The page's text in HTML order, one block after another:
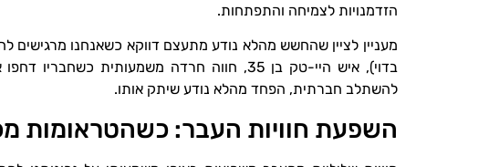
הזדמנויות לצמיחה והתפתחות.
מעניין לציין שהחשש מהלא נודע מתעצם דווקא כשאנחנו
בדוי), איש היי-טק בן 35, חווה חרדה משמעותית
להשתלב חברתית, הפחד מהלא נודע שיתק אותו.
השפעת חוויות העבר: כשהטראומות